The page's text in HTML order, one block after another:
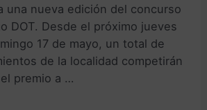
una nueva edición del concurso
DOT. Desde el próximo jueves
17 de mayo, un total de
de la localidad competirán
premio a …